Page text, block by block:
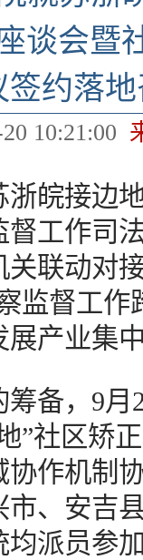
谈会暨
签约落
10:21:00
皖接边地
工作司
联动对
监督工
产业集
，9月
”社区矫
作机制
、安吉
派员参